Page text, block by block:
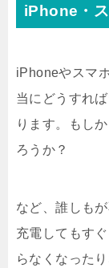
iPhone・
iPhoneやスマ
当にどうすれ
ります。もし
ろうか？
など、誰しも
充電してもす
らなくなったり